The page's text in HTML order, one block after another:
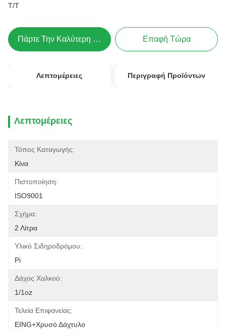
Τ/Τ
Πάρτε Την Καλύτερη Τιμή Επαφή Τώρα
Λεπτομέρειες Περιγραφή Προϊόντων
Λεπτομέρειες
Τόπος Καταγωγής:
Κίνα
Πιστοποίηση:
ISO9001
Σχήμα:
2 Λίτρα
Υλικό Σιδηροδρόμου:
Pi
Δάχος Χαλκού:
1/1oz
Τελεία Επιφανείας:
EING+Χρυσό Δάχτυλο